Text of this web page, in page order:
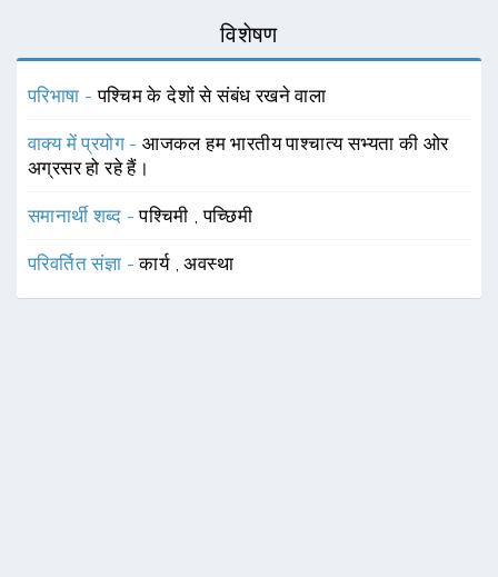
विशेषण
परिभाषा -पश्चिम के देशों से संबंध रखने वाला
वाक्य में प्रयोग -आजकल हम भारतीय पाश्चात्य सभ्यता की ओर
अग्रसर हो रहे हैं।
समानार्थी शब्द -पश्चिमी ,पच्छिमी
परिवर्तित संज्ञा -कार्य ,अवस्था